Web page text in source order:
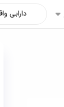
دارایی